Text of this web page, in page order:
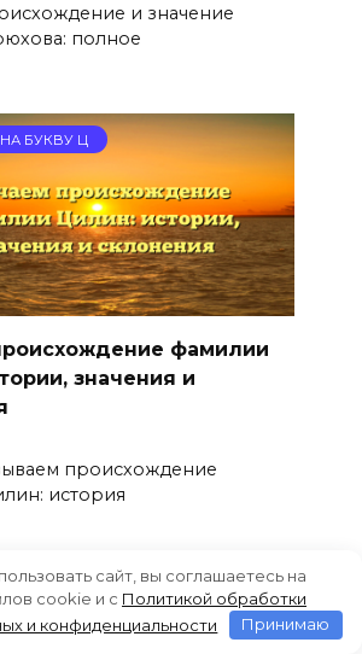
и значение
полное
БУКВУ Ц
фамилии
значения и
происхождение
история
БУКВУ Ц
сайт, вы соглашаетесь на
cookie и c Политикой обработки
и конфиденциальности
Принимаю